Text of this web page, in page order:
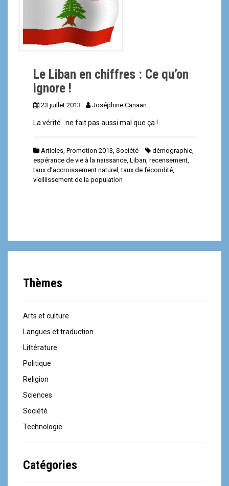
Le Liban en chiffres : Ce qu’on
ignore !
23 juillet 2013 Joséphine Canaan
La vérité…ne fait pas aussi mal que ça !
Articles Promotion 2013 Société démographie
espérance de vie à la naissance Liban recensement
taux d’accroissement naturel ,taux de fécondité
vieillissement de la population
Thèmes
Arts et culture
Langues et traduction
Littérature
Politique
Religion
Sciences
Société
Technologie
Catégories